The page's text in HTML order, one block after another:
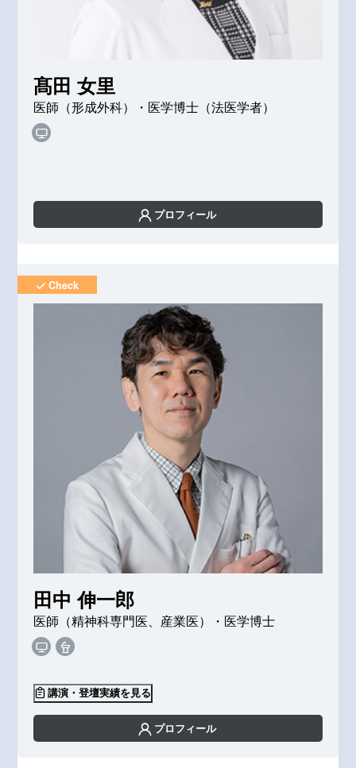
髙田 女里
医師（形成外科）・医学博士（法医学者）
プロフィール
田中 伸一郎
医師（精神科専門医、産業医）・医学博士
講演・登壇実績を見る
プロフィール
Check